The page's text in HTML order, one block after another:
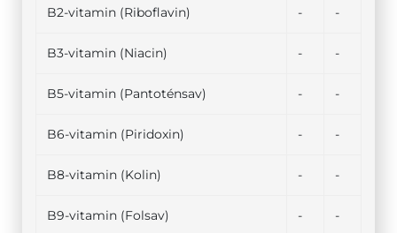
B2-vitamin (Riboflavin) - -
B3-vitamin (Niacin) - -
B5-vitamin (Pantoténsav) - -
B6-vitamin (Piridoxin) - -
B8-vitamin (Kolin) - -
B9-vitamin (Folsav) - -